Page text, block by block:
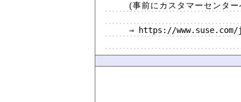
(事前にカスタマーセンタ
⇒ https://